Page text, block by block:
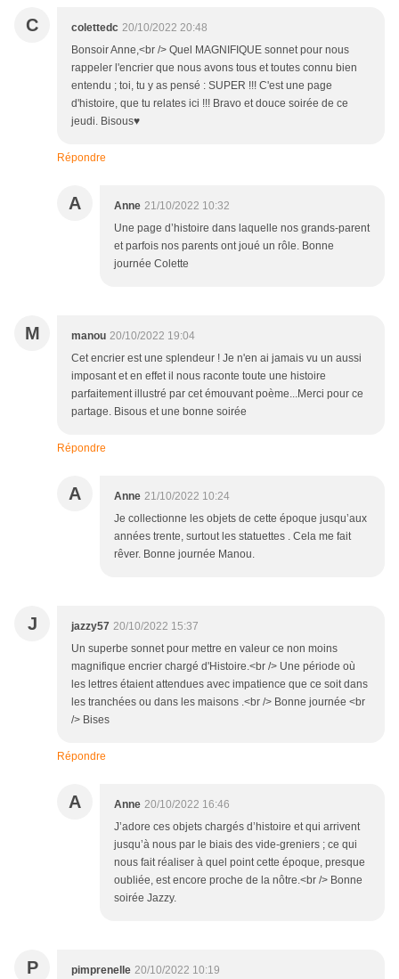
C colettedc 20/10/2022 20:48
Bonsoir Anne,<br /> Quel MAGNIFIQUE sonnet pour nous
rappeler l'encrier que nous avons tous et toutes connu bien
entendu ; toi, tu y as pensé : SUPER !!! C'est une page
d'histoire, que tu relates ici !!! Bravo et douce soirée de ce
jeudi. Bisous♥
Répondre
A Anne 21/10/2022 10:32
Une page d’histoire dans laquelle nos grands-parent
et parfois nos parents ont joué un rôle. Bonne
journée Colette
M manou 20/10/2022 19:04
Cet encrier est une splendeur ! Je n'en ai jamais vu un aussi
imposant et en effet il nous raconte toute une histoire
parfaitement illustré par cet émouvant poème...Merci pour ce
partage. Bisous et une bonne soirée
Répondre
A Anne 21/10/2022 10:24
Je collectionne les objets de cette époque jusqu’aux
années trente, surtout les statuettes . Cela me fait
rêver. Bonne journée Manou.
J jazzy57 20/10/2022 15:37
Un superbe sonnet pour mettre en valeur ce non moins
magnifique encrier chargé d'Histoire.<br /> Une période où
les lettres étaient attendues avec impatience que ce soit dans
les tranchées ou dans les maisons .<br /> Bonne journée <br
/> Bises
Répondre
A Anne 20/10/2022 16:46
J’adore ces objets chargés d’histoire et qui arrivent
jusqu’à nous par le biais des vide-greniers ; ce qui
nous fait réaliser à quel point cette époque, presque
oubliée, est encore proche de la nôtre.<br /> Bonne
soirée Jazzy.
P pimprenelle 20/10/2022 10:19